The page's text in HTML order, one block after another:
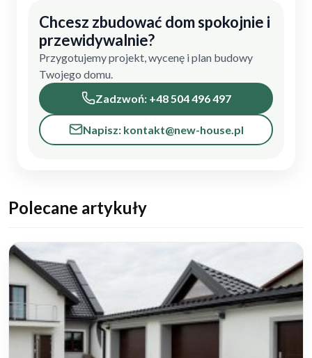
Chcesz zbudować dom spokojnie i
przewidywalnie?
Przygotujemy projekt, wycenę i plan budowy
Twojego domu.
Zadzwoń: +48 504 496 497
Napisz: kontakt@new-house.pl
Polecane artykuły